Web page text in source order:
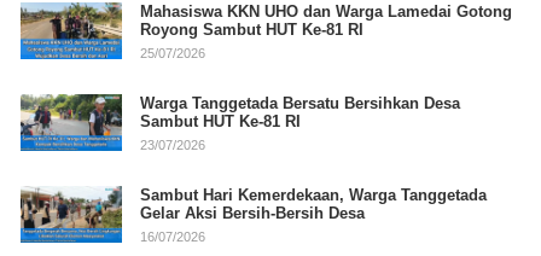
Mahasiswa KKN UHO dan Warga Lamedai Gotong
Royong Sambut HUT Ke-81 RI
25/07/2026
Warga Tanggetada Bersatu Bersihkan Desa
Sambut HUT Ke-81 RI
23/07/2026
Sambut Hari Kemerdekaan, Warga Tanggetada
Gelar Aksi Bersih-Bersih Desa
16/07/2026